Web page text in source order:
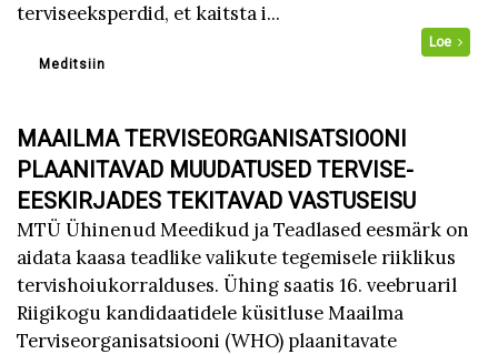
terviseeksperdid, et kaitsta i...
Loe
Meditsiin
MAAILMA TERVISEORGANISATSIOONI
PLAANITAVAD MUUDATUSED TERVISE-
EESKIRJADES TEKITAVAD VASTUSEISU
MTÜ Ühinenud Meedikud ja Teadlased eesmärk on
aidata kaasa teadlike valikute tegemisele riiklikus
tervishoiukorralduses. Ühing saatis 16. veebruaril
Riigikogu kandidaatidele küsitluse Maailma
Terviseorganisatsiooni (WHO) plaanitavate